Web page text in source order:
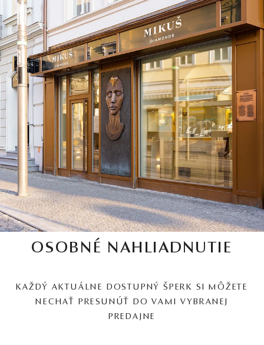
OSOBNÉ NAHLIADNUTIE
KAŽDÝ AKTUÁLNE DOSTUPNÝ ŠPERK SI MÔŽETE
NECHAŤ PRESUNÚŤ DO VAMI VYBRANEJ
PREDAJNE